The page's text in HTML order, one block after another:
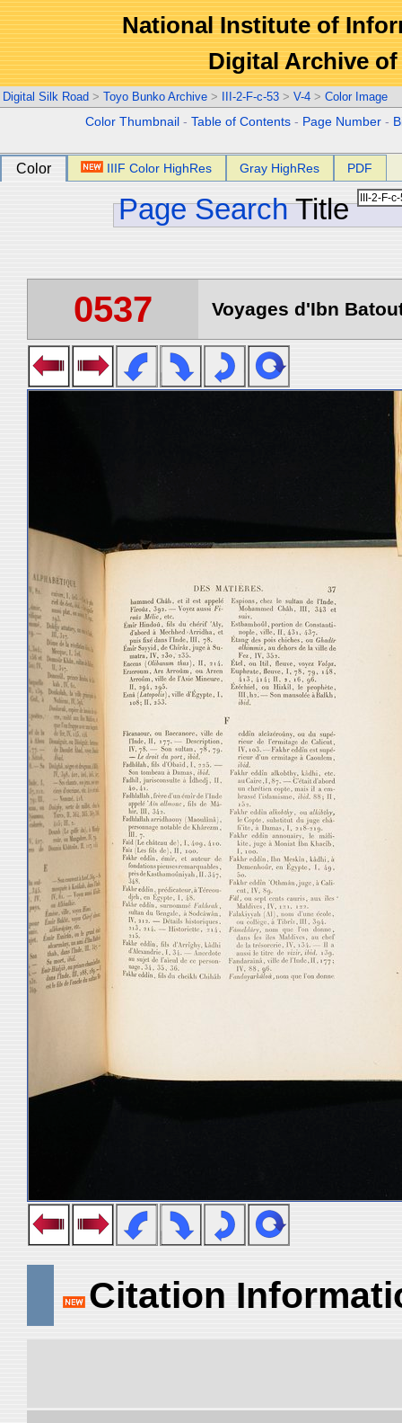
National Institute of
Digital Archive
Digital Silk Road > Toyo Bunko Archive > III-2-F-c-53 > V-4 > Color Image
Color Thumbnail -Table of Contents - Page Number -
Color IIIF Color HighRes Gray HighRes PDF
Page Search Title
0537 Voyages d'Ibn
Citation